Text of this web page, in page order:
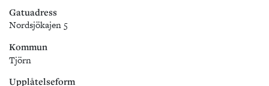
Gatuadress
Nordsjökajen 5
Kommun
Tjörn
Upplåtelseform